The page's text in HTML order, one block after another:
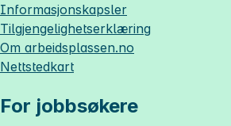
Informasjonskapsler
Tilgjengelighetserklæring
Om arbeidsplassen.no
Nettstedkart
For jobbsøkere